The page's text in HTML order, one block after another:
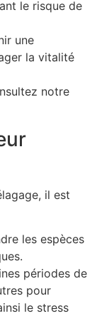
le risque de
une
la vitalité
notre
il est
les espèces
périodes de
pour
le stress